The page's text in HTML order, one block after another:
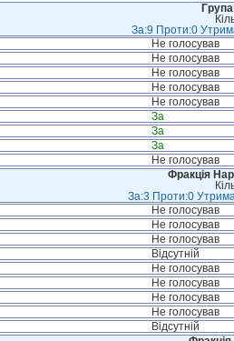
За:9 Проти:0
Не голосував
Не голосував
Не голосував
Не голосував
Не голосував
За
За
За
Не голосував
Фракція
За:3 Проти:0
Не голосував
Не голосував
Не голосував
Відсутній
Не голосував
Не голосував
Не голосував
Не голосував
Відсутній